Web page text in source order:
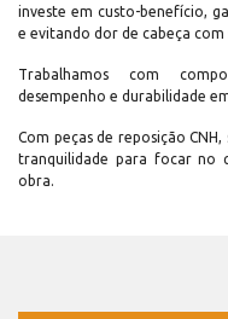
investe em custo-benefício,
e evitando dor de cabeça com
Trabalhamos com
desempenho e durabilidade
Com peças de reposição
tranquilidade para focar no
obra.